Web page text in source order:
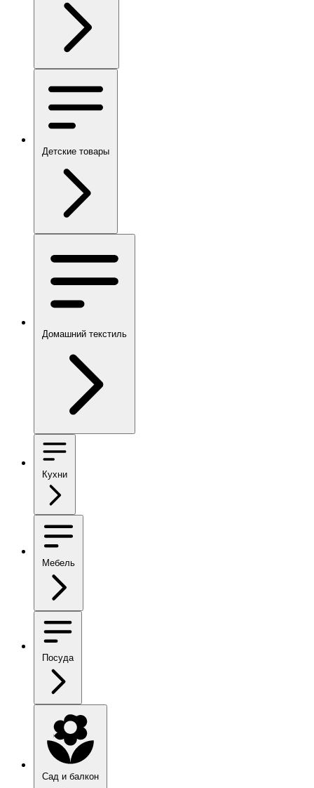
Детские товары
Домашний текстиль
Кухни
Мебель
Посуда
Сад и балкон